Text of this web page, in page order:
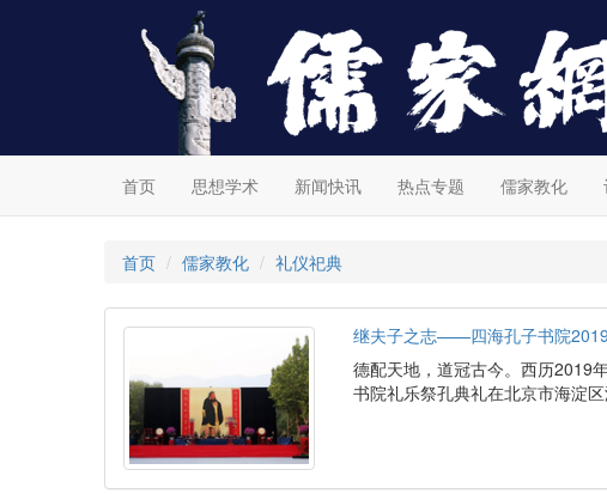
首页 思想学术 新闻快讯 热点专题 儒家教化
首页 儒家教化 礼仪祀典
继夫子之志——四海孔子书院
德配天地，道冠古今。西历2019
书院礼乐祭孔典礼在北京市海淀